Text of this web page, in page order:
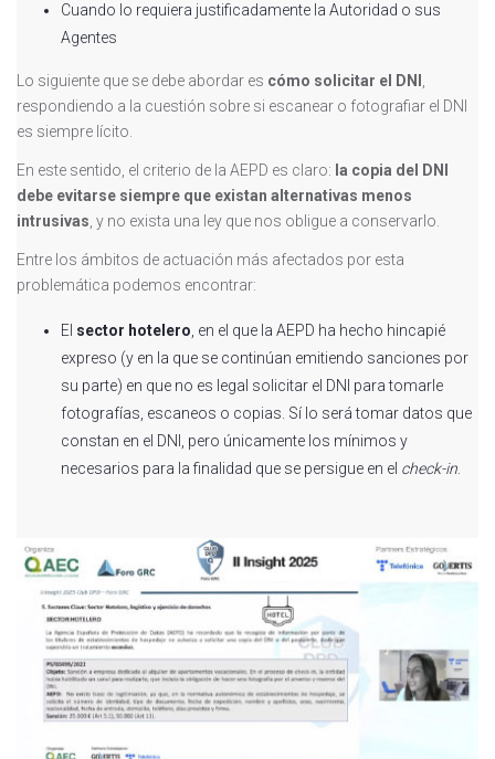
Cuando lo requiera justificadamente la Autoridad o sus
Agentes
Lo siguiente que se debe abordar es cómo solicitar el DNI ,
respondiendo a la cuestión sobre si escanear o fotografiar el DNI
es siempre lícito.
En este sentido, el criterio de la AEPD es claro: la copia del DNI
debe evitarse siempre que existan alternativas menos
intrusivas, y no exista una ley que nos obligue a conservarlo.
Entre los ámbitos de actuación más afectados por esta
problemática podemos encontrar:
El sector hotelero, en el que la AEPD ha hecho hincapié
expreso (y en la que se continúan emitiendo sanciones por
su parte) en que no es legal solicitar el DNI para tomarle
fotografías, escaneos o copias. Sí lo será tomar datos que
constan en el DNI, pero únicamente los mínimos y
necesarios para la finalidad que se persigue en el check-in.